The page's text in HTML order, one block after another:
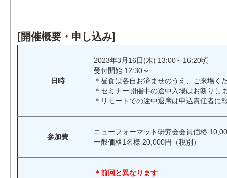
[開催概要・申し込み]
日時
2023年3月16日(木) 13:00～16:20頃
受付開始 12:30～
＊昼食は各自お済ませのうえ、ご来場く
＊セミナー開催中の途中入場はお断りし
＊リモートでの途中退席は申込責任者に
参加費
ニューフォーマット研究会会員価格
一般価格1名様 20,000円（税別）
＊前回と異なります